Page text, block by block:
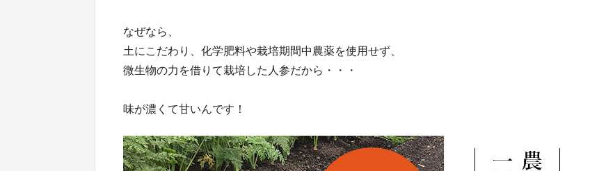
なぜなら、
土にこだわり、化学肥料や栽培期間中農薬を使用せず、
微生物の力を借りて栽培した人参だから・・・
味が濃くて甘いんです！